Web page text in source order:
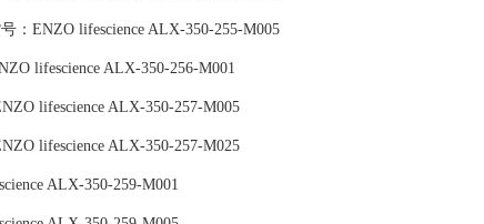
：ENZO lifescience ALX-350-255-M005
lifescience ALX-350-256-M001
lifescience ALX-350-257-M005
lifescience ALX-350-257-M025
ALX-350-259-M001